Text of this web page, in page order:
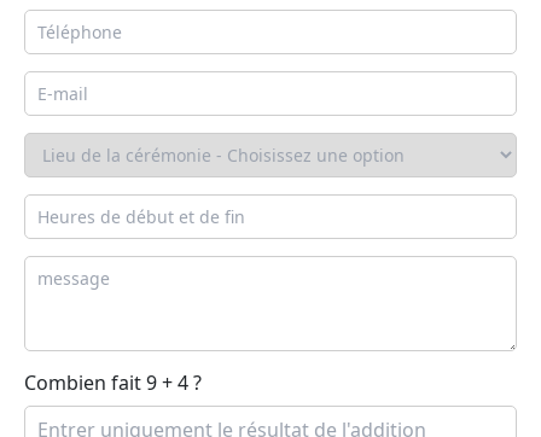
Combien fait 9 + 4 ?